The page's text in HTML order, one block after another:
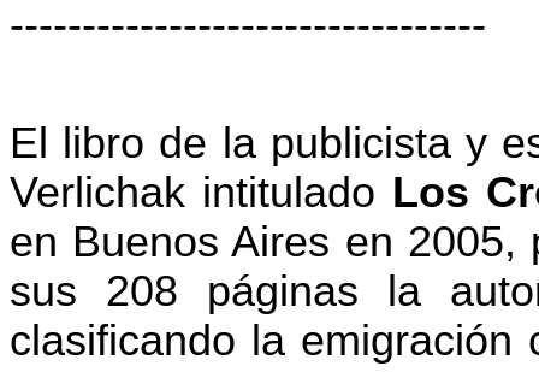
---------------------------------
El libro de la publicista y
Verlichak intitulado Los
en Buenos Aires en
sus 208 páginas la
clasificando la emigración